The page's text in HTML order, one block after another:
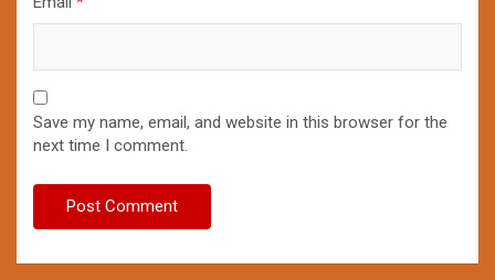
Save my name, email, and website in this browser for the
next time I comment.